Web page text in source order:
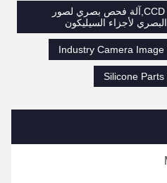
آلة التفتيش البصري لقياسات CCD,آلة فحص بصري لصور
لأجزاء السيليكون
Industry Camera
Silicone